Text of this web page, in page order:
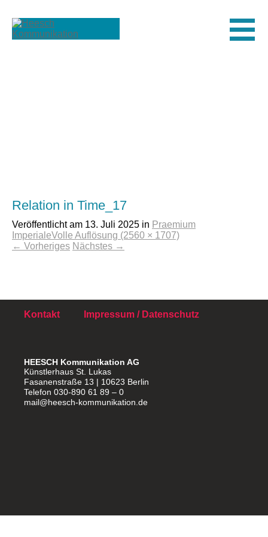
Relation in Time_17
Veröffentlicht am 13. Juli 2025 in Praemium
ImperialeVolle Auflösung (2560 × 1707)
← Vorheriges Nächstes →
Kontakt Impressum / Datenschutz
HEESCH Kommunikation AG
Künstlerhaus St. Lukas
Fasanenstraße 13 | 10623 Berlin
Telefon 030-890 61 89 – 0
mail@heesch-kommunikation.de